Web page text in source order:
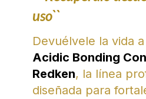
uso``
Devuélvele la vida
Acidic Bonding
Redken, la línea
diseñada para